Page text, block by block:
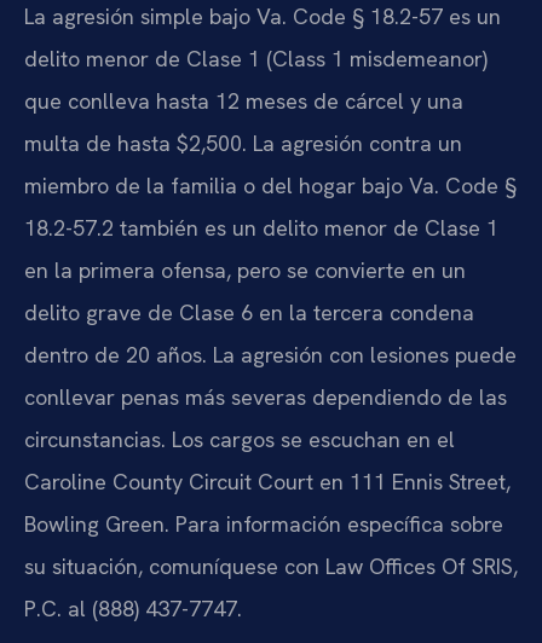
La agresión simple bajo Va. Code § 18.2-57 es un
delito menor de Clase 1 (Class 1 misdemeanor)
que conlleva hasta 12 meses de cárcel y una
multa de hasta $2,500. La agresión contra un
miembro de la familia o del hogar bajo Va. Code §
18.2-57.2 también es un delito menor de Clase 1
en la primera ofensa, pero se convierte en un
delito grave de Clase 6 en la tercera condena
dentro de 20 años. La agresión con lesiones puede
conllevar penas más severas dependiendo de las
circunstancias. Los cargos se escuchan en el
Caroline County Circuit Court en 111 Ennis Street,
Bowling Green. Para información específica sobre
su situación, comuníquese con Law Offices Of SRIS,
P.C. al (888) 437-7747.